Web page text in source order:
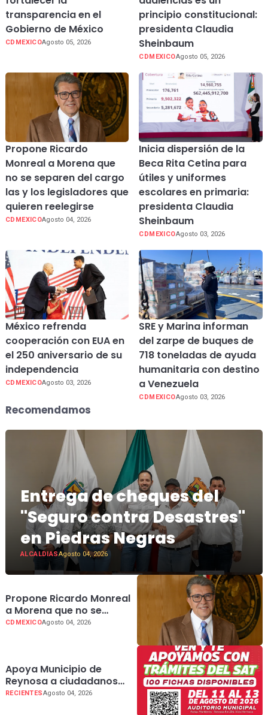
transparencia en el
Gobierno de México
CDMEXICOAgosto 05, 2026
principio constitucional:
presidenta Claudia
Sheinbaum
CDMEXICOAgosto 05, 2026
Propone Ricardo
Monreal a Morena que
no se separen del cargo
las y los legisladores que
quieren reelegirse
CDMEXICOAgosto 04, 2026
Inicia dispersión de la
Beca Rita Cetina para
útiles y uniformes
escolares en primaria:
presidenta Claudia
Sheinbaum
CDMEXICOAgosto 03, 2026
México refrenda
cooperación con EUA en
el 250 aniversario de su
independencia
CDMEXICOAgosto 03, 2026
SRE y Marina informan
del zarpe de buques de
718 toneladas de ayuda
humanitaria con destino
a Venezuela
CDMEXICOAgosto 03, 2026
Recomendamos
Entrega de cheques del
"Seguro contra Desastres"
en Piedras Negras
ALCALDIASAgosto 04, 2026
Propone Ricardo Monreal
a Morena que no se
separen del cargo las y
CDMEXICOAgosto 04, 2026
Apoya Municipio de
Reynosa a ciudadanos
con trámites del SAT
RECIENTESAgosto 04, 2026